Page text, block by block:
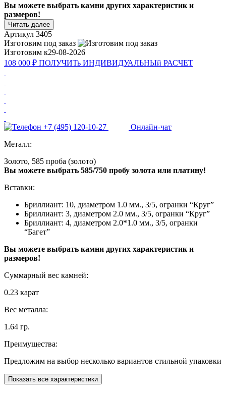
Вы можете выбрать камни других характеристик и
размеров!
Читать далее
Артикул 3405
Изготовим под заказ
Изготовим к29-08-2026
108 000 ₽ ПОЛУЧИТь ИНДИВИДУАЛЬНЫй РАСЧЕТ
+7 (495) 120-10-27
Онлайн-чат
Металл:
Золото, 585 проба (золото)
Вы можете выбрать 585/750 пробу золота или платину!
Вставки:
Бриллиант: 10, диаметром 1.0 мм., 3/5, огранки “Круг”
Бриллиант: 3, диаметром 2.0 мм., 3/5, огранки “Круг”
Бриллиант: 4, диаметром 2.0*1.0 мм., 3/5, огранки
“Багет”
Вы можете выбрать камни других характеристик и
размеров!
Суммарный вес камней:
0.23 карат
Вес металла:
1.64 гр.
Преимущества:
Предложим на выбор несколько вариантов стильной упаковки
Показать все характеристики